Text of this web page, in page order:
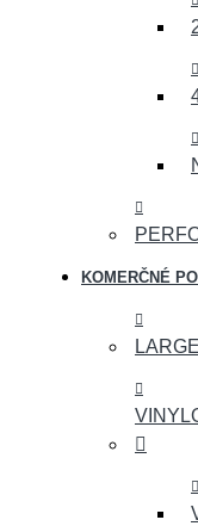
KOMERČNÉ